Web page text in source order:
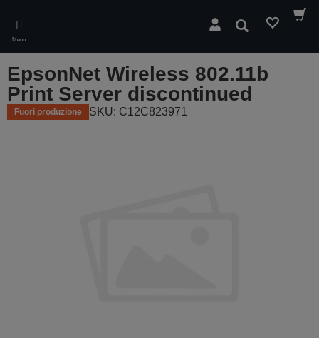
main
content
Menu
Cerca
EpsonNet Wireless 802.11b
Print Server discontinued
Fuori produzione SKU: C12C823971